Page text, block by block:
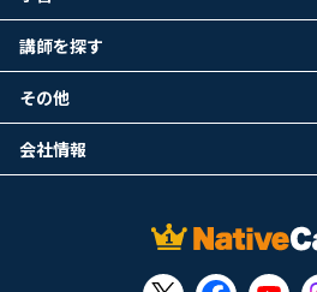
講師を探す
その他
会社情報